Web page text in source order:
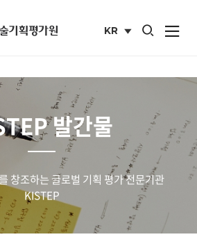
KR
통합검색 열기
사이트맵
발간물
창조하는 글로벌 기획 평가 전문기관
KISTEP